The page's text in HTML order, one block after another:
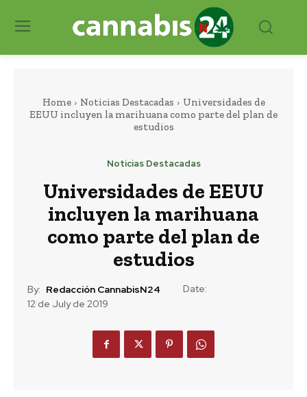
Home Noticias Destacadas
Universidades de
EEUU incluyen la marihuana como parte del plan de
estudios
Noticias Destacadas
Universidades de EEUU
incluyen la marihuana
como parte del plan de
estudios
By: Redacción CannabisN24
Date:
12 de July de 2019